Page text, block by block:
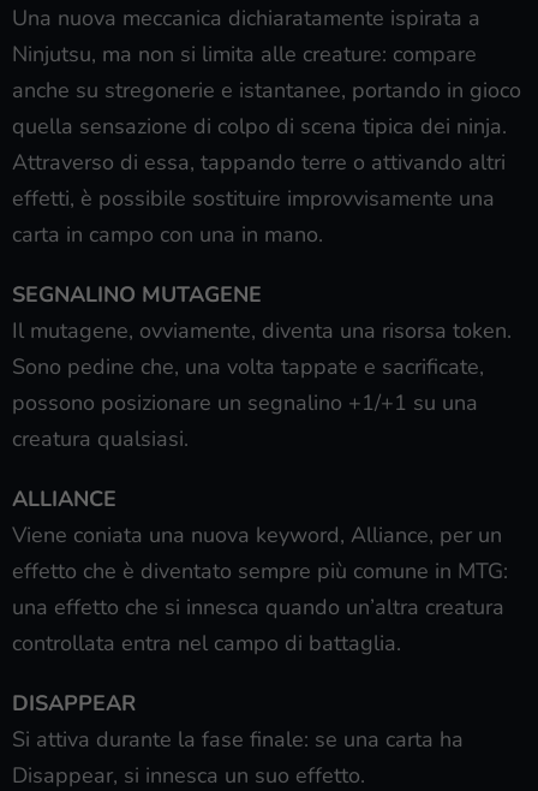
Una nuova meccanica dichiaratamente ispirata a
Ninjutsu, ma non si limita alle creature: compare
anche su stregonerie e istantanee, portando in gioco
quella sensazione di colpo di scena tipica dei ninja.
Attraverso di essa, tappando terre o attivando altri
effetti, è possibile sostituire improvvisamente una
carta in campo con una in mano.
SEGNALINO MUTAGENE
Il mutagene, ovviamente, diventa una risorsa token.
Sono pedine che, una volta tappate e sacrificate,
possono posizionare un segnalino +1/+1 su una
creatura qualsiasi.
ALLIANCE
Viene coniata una nuova keyword, Alliance, per un
effetto che è diventato sempre più comune in MTG:
una effetto che si innesca quando un’altra creatura
controllata entra nel campo di battaglia.
DISAPPEAR
Si attiva durante la fase finale: se una carta ha
Disappear, si innesca un suo effetto.